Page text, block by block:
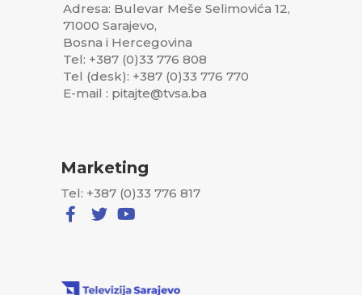
Adresa: Bulevar Meše Selimovića 12,
71000 Sarajevo,
Bosna i Hercegovina
Tel: +387 (0)33 776 808
Tel (desk): +387 (0)33 776 770
E-mail : pitajte@tvsa.ba
Marketing
Tel: +387 (0)33 776 817